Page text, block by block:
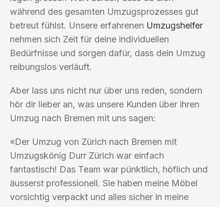
während des gesamten Umzugsprozesses gut
betreut fühlst. Unsere erfahrenen Umzugshelfer
nehmen sich Zeit für deine individuellen
Bedürfnisse und sorgen dafür, dass dein Umzug
reibungslos verläuft.
Aber lass uns nicht nur über uns reden, sondern
hör dir lieber an, was unsere Kunden über ihren
Umzug nach Bremen mit uns sagen:
«Der Umzug von Zürich nach Bremen mit
Umzugskönig Durr Zürich war einfach
fantastisch! Das Team war pünktlich, höflich und
äusserst professionell. Sie haben meine Möbel
vorsichtig verpackt und alles sicher in meine